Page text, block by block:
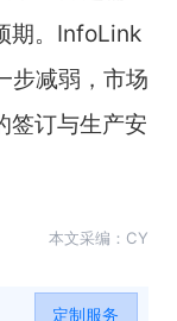
期。InfoLink
步减弱，市场
签订与生产安
本文采编：CY
定制服务